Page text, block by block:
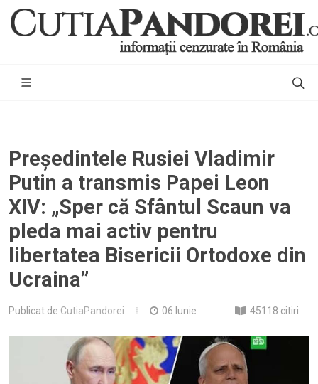
Președintele Rusiei Vladimir
Putin a transmis Papei Leon
XIV: „Sper că Sfântul Scaun va
pleda mai activ pentru
libertatea Bisericii Ortodoxe din
Ucraina”
Publicat de CutiaPandorei 06 Iunie 45118 citiri